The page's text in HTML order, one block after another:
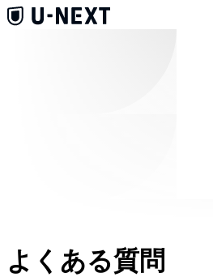
よくある質問